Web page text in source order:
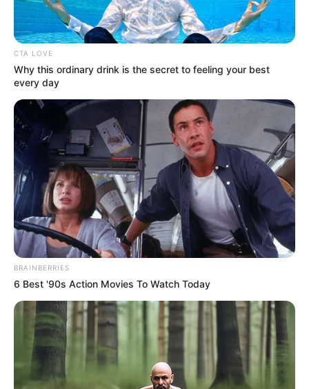
CTA LOVE
Why this ordinary drink is the secret to feeling your best
every day
BRAINBERRIES
6 Best '90s Action Movies To Watch Today